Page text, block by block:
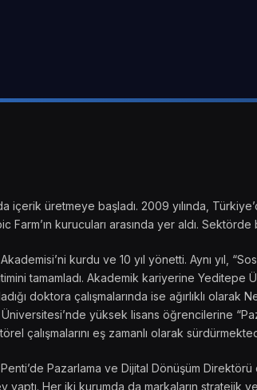
içerik üretmeye başladı. 2009 yılında,
kurucuları arasında yer aldı. Sektörde
kurdu ve 10 yıl yönetti. Aynı yıl,
tamamladı. Akademik kariyerine Yeditepe
doktora çalışmalarında ise ağırlıklı olarak
Üniversitesi’nde yüksek lisans öğrencilerine
çalışmalarını eş zamanlı olarak
Pazarlama ve Dijital Dönüşüm Direktörü
yaptı. Her iki kurumda da markaların stratejik